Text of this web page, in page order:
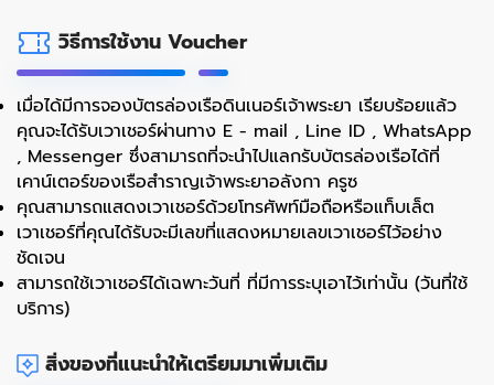
วิธีการใช้งาน Voucher
เมื่อได้มีการจองบัตรล่องเรือดินเนอร์เจ้าพระยา เรียบร้อยแล้ว
คุณจะได้รับเวาเชอร์ผ่านทาง E - mail , Line ID , WhatsApp
, Messenger ซึ่งสามารถที่จะนำไปแลกรับบัตรล่องเรือได้ที่
เคาน์เตอร์ของเรือสำราญเจ้าพระยาอลังกา ครูซ
คุณสามารถแสดงเวาเชอร์ด้วยโทรศัพท์มือถือหรือแท็บเล็ต
เวาเชอร์ที่คุณได้รับจะมีเลขที่แสดงหมายเลขเวาเชอร์ไว้อย่าง
ชัดเจน
สามารถใช้เวาเชอร์ได้เฉพาะวันที่ ที่มีการระบุเอาไว้เท่านั้น (วันที่ใช้
บริการ)
สิ่งของที่แนะนำให้เตรียมมาเพิ่มเติม